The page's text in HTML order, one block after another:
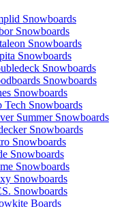
Snowboards
Snowboards
Snowboards
Snowboards
Snowboards
Snowboards
Snowboards
Tech Snowboards
Summer Snowboards
Snowboards
Snowboards
Snowboards
Snowboards
Snowboards
Snowboards
Boards